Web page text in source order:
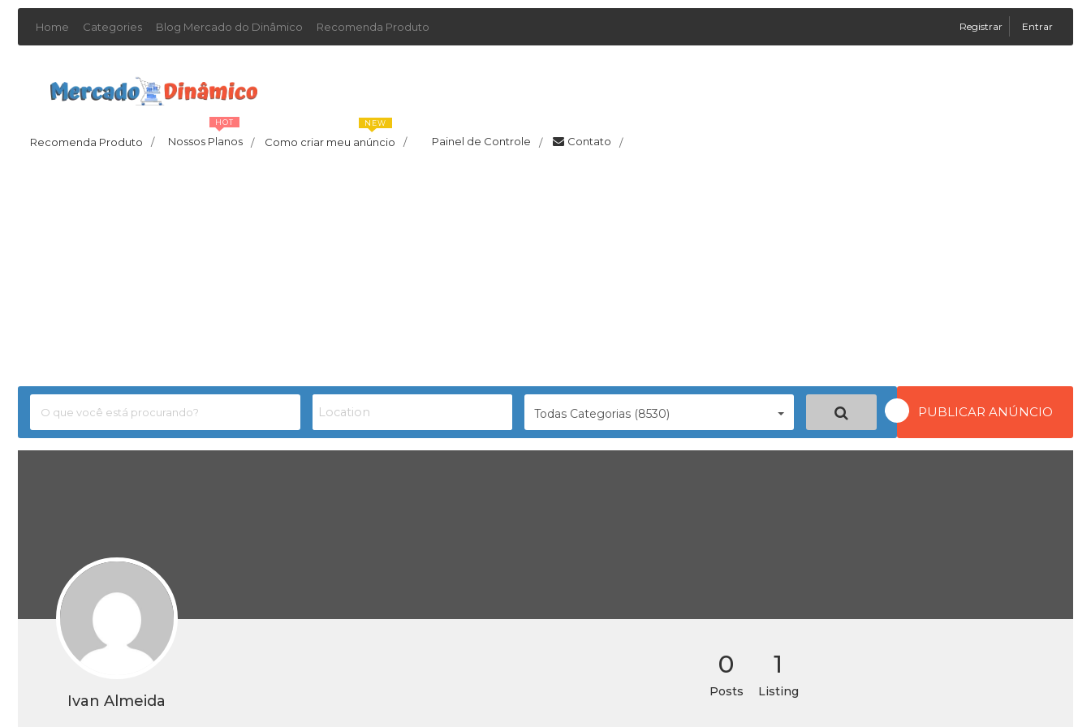
Home Categories Blog Mercado do Dinâmico Recomenda Produto Registrar Entrar
Recomenda Produto / Nossos Planos /
HOT
Como criar meu anúncio /
NEW
Painel de Controle / Contato /
Todas Categorias (8530) PUBLICAR ANÚNCIO
Ivan Almeida
0
Posts
1
Listing